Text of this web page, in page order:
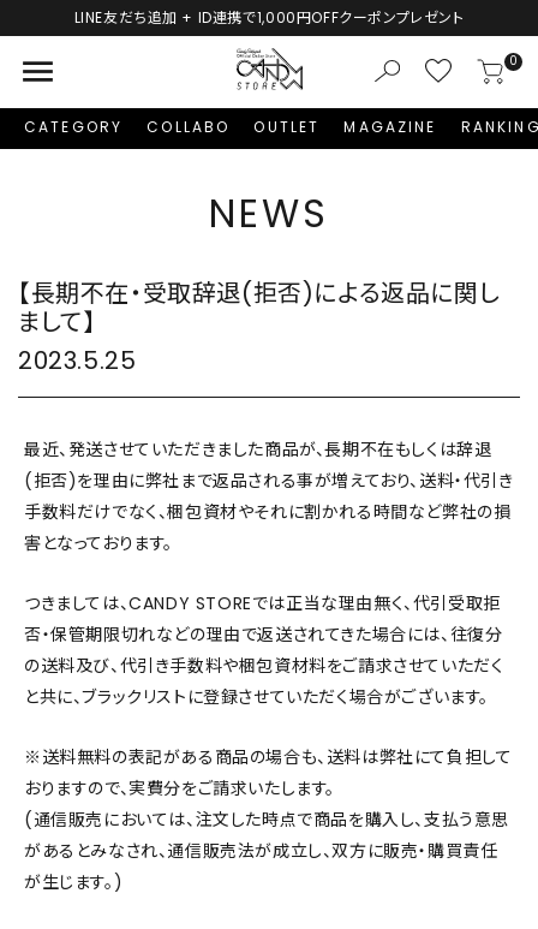
LINE友だち追加 + ID連携で1,000円OFFクーポンプレゼント
menu 0
CATEGORY COLLABO OUTLET MAGAZINE
NEWS
【長期不在・受取辞退(拒否)による返品に関し
まして】
2023.5.25
最近、発送させていただきました商品が、長期不在もしくは辞退
(拒否)を理由に弊社まで返品される事が増えており、送料・代引き
手数料だけでなく、梱包資材やそれに割かれる時間など弊社の損
害となっております。
つきましては、CANDY STOREでは正当な理由無く、代引受取拒
否・保管期限切れなどの理由で返送されてきた場合には、往復分
の送料及び、代引き手数料や梱包資材料をご請求させていただく
と共に、ブラックリストに登録させていただく場合がございます。
※送料無料の表記がある商品の場合も、送料は弊社にて負担して
おりますので、実費分をご請求いたします。
(通信販売においては、注文した時点で商品を購入し、支払う意思
があるとみなされ、通信販売法が成立し、双方に販売・購買責任
が生じます。)